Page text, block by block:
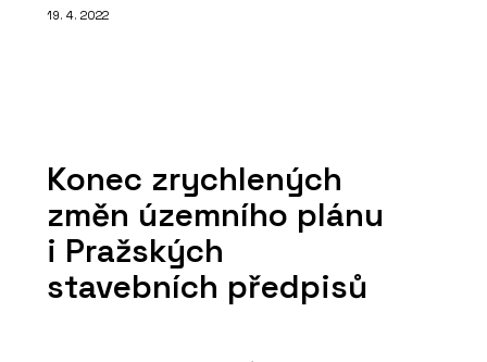
19. 4. 2022
Konec zrychlených
změn územního plánu
i Pražských
stavebních předpisů